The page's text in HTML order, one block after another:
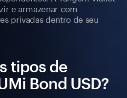
e armazenar com
privadas dentro de seu
tipos de
Bond USD?